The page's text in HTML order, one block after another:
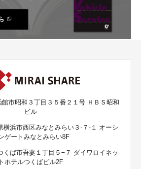
市昭和３丁目３５番２１号 ＨＢＳ昭和
ビル
横浜市西区みなとみらい３-７-１ オーシ
ゲートみなとみらい8F
くば市吾妻１丁目５−７ ダイワロイネッ
トホテルつくばビル2F